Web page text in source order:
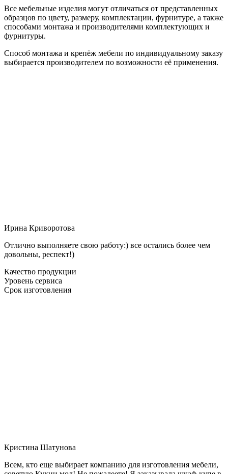
Все мебельные изделия могут отличаться от представленных
образцов по цвету, размеру, комплектации, фурнитуре, а также
способами монтажа и производителями комплектующих и
фурнитуры.
Способ монтажа и крепёж мебели по индивидуальному заказу
выбирается производителем по возможности её применения.
Ирина Криворотова
Отлично выполняете свою работу:) все остались более чем
довольны, респект!)
Качество продукции
Уровень сервиса
Срок изготовления
Кристина Шатунова
Всем, кто еще выбирает компанию для изготовления мебели,